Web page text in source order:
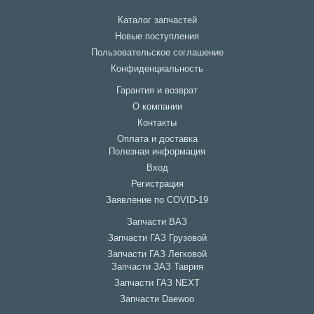
Каталог запчастей
Новые поступления
Пользовательское соглашение
Конфиденциальность
Гарантия и возврат
О компании
Контакты
Оплата и доставка
Полезная информация
Вход
Регистрация
Заявление по COVID-19
Запчасти ВАЗ
Запчасти ГАЗ Грузовой
Запчасти ГАЗ Легковой
Запчасти ЗАЗ Таврия
Запчасти ГАЗ NEXT
Запчасти Daewoo